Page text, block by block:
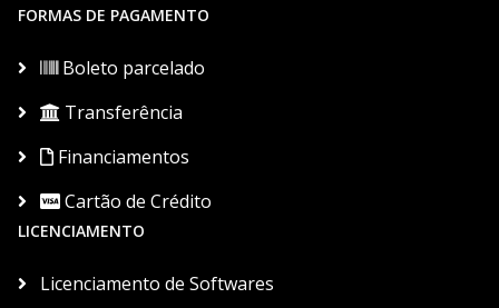
FORMAS DE PAGAMENTO
Boleto parcelado
Transferência
Financiamentos
Cartão de Crédito
LICENCIAMENTO
Licenciamento de Softwares